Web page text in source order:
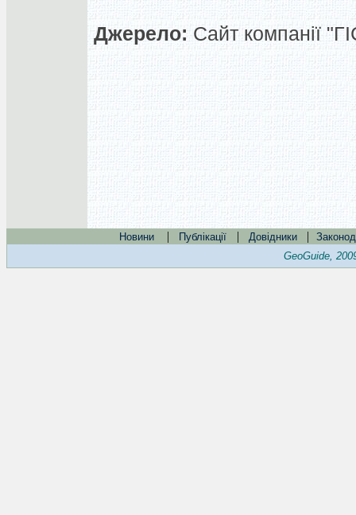
Джерело: Сайт компанії
Новини | Публікації | Довідники |
GeoGuide,